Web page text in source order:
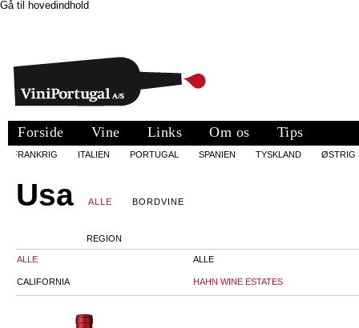
Gå til hovedindhold
Forside Vine Links Om os Tips
FRANKRIG ITALIEN PORTUGAL SPANIEN TYSKLAND ØSTRIG
Usa ALLE BORDVINE
REGION
ALLE
CALIFORNIA
ALLE
HAHN WINE ESTATES